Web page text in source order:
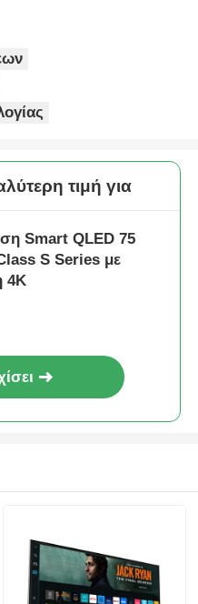
τιμή για
Smart QLED 75
S Series με
4K